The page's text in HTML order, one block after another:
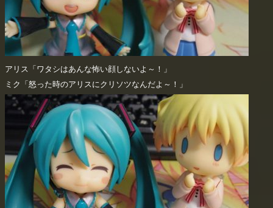
アリス「ワタシはあんな怖い顔しないよ～！」
ミク「怒った時のアリスにクリソツなんだよ～！」